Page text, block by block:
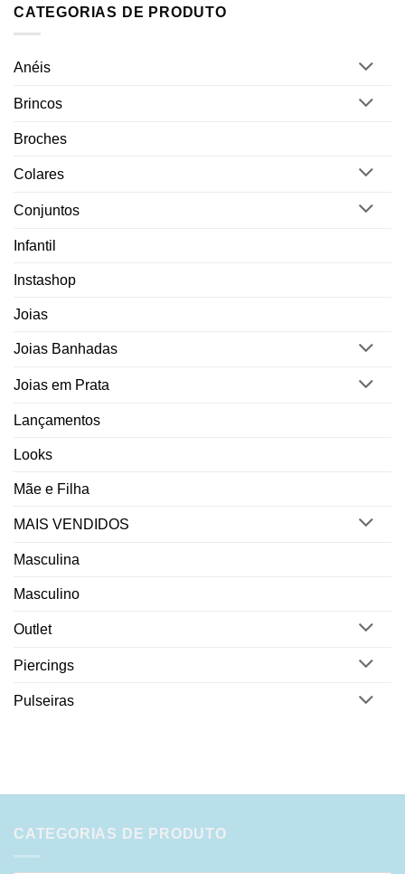
CATEGORIAS DE PRODUTO
Anéis
Brincos
Broches
Colares
Conjuntos
Infantil
Instashop
Joias
Joias Banhadas
Joias em Prata
Lançamentos
Looks
Mãe e Filha
MAIS VENDIDOS
Masculina
Masculino
Outlet
Piercings
Pulseiras
CATEGORIAS DE PRODUTO